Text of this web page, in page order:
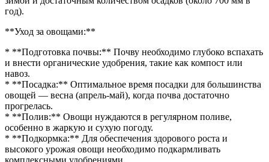
год).
**Уход за овощами:**
* **Подготовка почвы:** Почву необходимо глубоко вспахать
и внести органические удобрения, такие как компост или
навоз.
* **Посадка:** Оптимальное время посадки для большинства
овощей — весна (апрель-май), когда почва достаточно
прогрелась.
* **Полив:** Овощи нуждаются в регулярном поливе,
особенно в жаркую и сухую погоду.
* **Подкормка:** Для обеспечения здорового роста и
высокого урожая овощи необходимо подкармливать
комплексными удобрениями.